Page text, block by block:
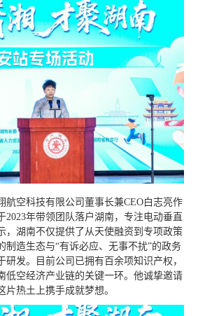
航空科技有限公司董事长兼CEO白志亮作
2023年带领团队落户湖南，专注电动垂直
，湖南不仅提供了从天使融资到专项政策
制造生态与“有诉必应、无事不扰”的政务
研发。目前公司已拥有百余项知识产权，
低空经济产业链的关键一环。他诚挚邀请
热土上携手成就梦想。